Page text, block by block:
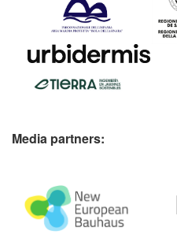
Media partners: